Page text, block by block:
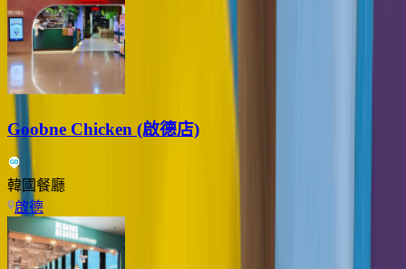
Goobne Chicken (啟德店)
韓國餐廳
啟德